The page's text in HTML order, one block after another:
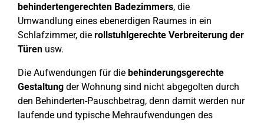
behindertengerechten Badezimmers, die
Umwandlung eines ebenerdigen Raumes in ein
Schlafzimmer, die rollstuhlgerechte Verbreiterung der
Türen usw.
Die Aufwendungen für die behinderungsgerechte
Gestaltung der Wohnung sind nicht abgegolten durch
den Behinderten-Pauschbetrag, denn damit werden nur
laufende und typische Mehraufwendungen des